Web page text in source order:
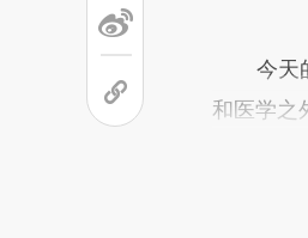
今天的
和医学之